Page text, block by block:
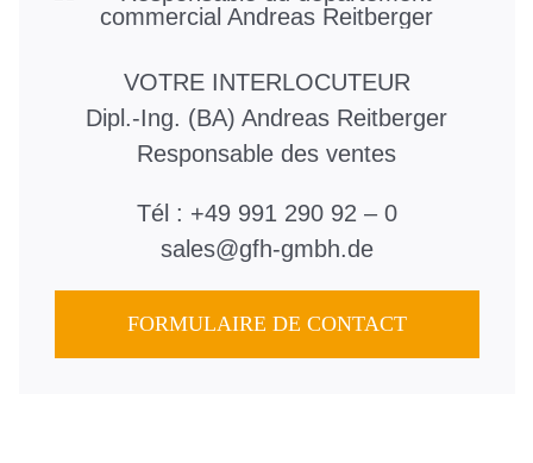
VOTRE INTERLOCUTEUR
Dipl.-Ing. (BA) Andreas Reitberger
Responsable des ventes
Tél : +49 991 290 92 – 0
sales@gfh-gmbh.de
FORMULAIRE DE CONTACT